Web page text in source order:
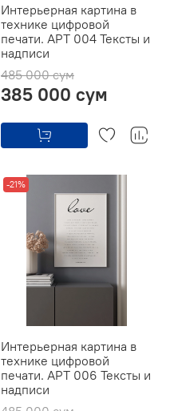
Интерьерная картина в
технике цифровой
печати. АРТ 004 Тексты и
надписи
485 000 сум
385 000 сум
-21%
Интерьерная картина в
технике цифровой
печати. АРТ 006 Тексты и
надписи